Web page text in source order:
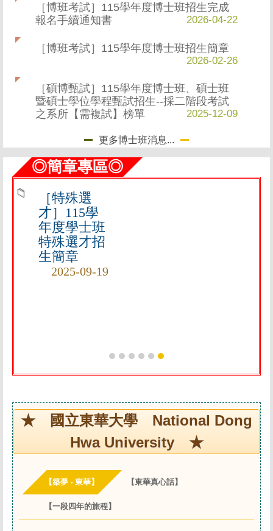
［博班考試］115學年度博士班招生完成
報名手續通知書
2026-04-22
［博班考試］115學年度博士班招生簡章
2026-02-26
［碩博甄試］115學年度博士班、碩士班
暨碩士學位學程甄試招生--採二階段考試
之系所【需複試】榜單
2025-12-09
更多博士班消息...
◎簡章專區◎
［特殊選
才］115學
年度學士班
特殊選才招
生簡章
2025-09-19
★ 國立東華大學 National Dong
Hwa University ★
【築夢 ‧ 東華】 【東華真心話】
【一段四年的旅程】